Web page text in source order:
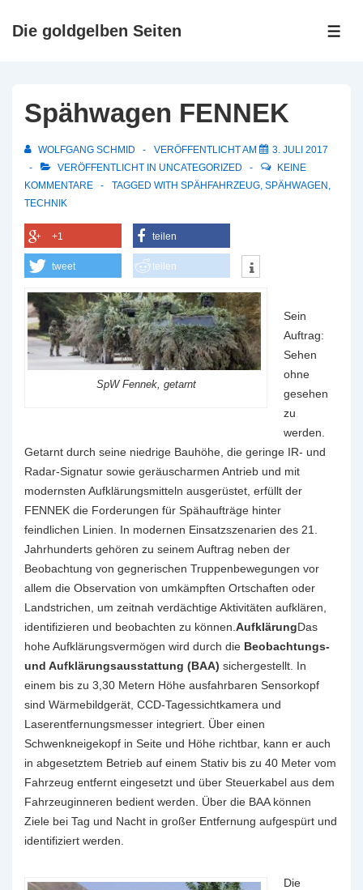
ZumDie goldgelben Seiten
Spähwagen FENNEK
WOLFGANG SCHMID VERÖFFENTLICHT AM
3. JULI 2017
VERÖFFENTLICHT IN UNCATEGORIZED
KEINE
KOMMENTARE
TAGGED WITH SPÄHFAHRZEUG, SPÄHWAGEN ,
TECHNIK
+1 teilen
tweet teilen
SpW Fennek, getarnt
Sein
Auftrag:
Sehen
ohne
gesehen
zu
werden.
Getarnt durch seine niedrige Bauhöhe, die geringe IR- und
Radar-Signatur sowie geräuscharmen Antrieb und mit
modernsten Aufklärungsmitteln ausgerüstet, erfüllt der
FENNEK die Forderungen für Spähaufträge hinter
feindlichen Linien. In modernen Einsatzszenarien des 21.
Jahrhunderts gehören zu seinem Auftrag neben der
Beobachtung von gegnerischen Truppenbewegungen vor
allem die Observation von umkämpften Ortschaften oder
Landstrichen, um zeitnah verdächtige Aktivitäten aufklären,
identifizieren und beobachten zu können. AufklärungDas
hohe Aufklärungsvermögen wird durch die Beobachtungs-
und Aufklärungsausstattung (BAA) sichergestellt. In
einem bis zu 3,30 Metern Höhe ausfahrbaren Sensorkopf
sind Wärmebildgerät, CCD-Tagessichtkamera und
Laserentfernungsmesser integriert. Über einen
Schwenkneigekopf in Seite und Höhe richtbar, kann er auch
in abgesetztem Betrieb auf einem Stativ bis zu 40 Meter vom
Fahrzeug entfernt eingesetzt und über Steuerkabel aus dem
Fahrzeuginneren bedient werden. Über die BAA können
Ziele bei Tag und Nacht in großer Entfernung aufgespürt und
identifiziert werden.
Die